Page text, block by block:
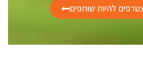
להיות שותפים